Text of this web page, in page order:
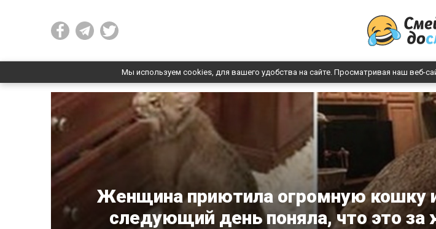
Мы используем cookies, для вашего удобства на сайте. Просматривая наш веб-
Женщина приютила огромную кошку
следующий день поняла, что это за